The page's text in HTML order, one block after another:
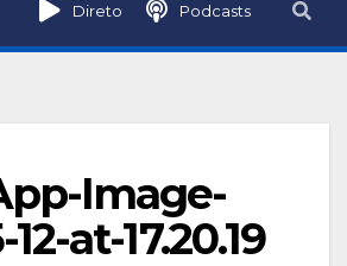
Direto Podcasts
Image-
at-17.20.19